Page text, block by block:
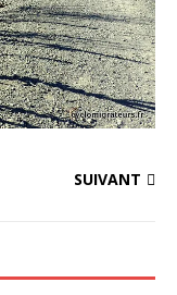
SUIVANT